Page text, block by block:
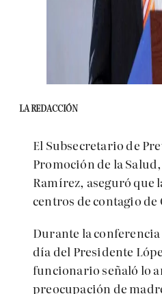
LA REDACCIÓN
El Subsecretario de
Promoción de la
Ramírez, aseguró que
centros de contagio de
Durante la
día del Presidente
funcionario señaló lo
preocupación de